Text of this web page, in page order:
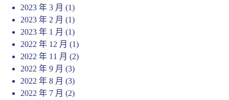
2023 年 3 月 (1)
2023 年 2 月 (1)
2023 年 1 月 (1)
2022 年 12 月 (1)
2022 年 11 月 (2)
2022 年 9 月 (3)
2022 年 8 月 (3)
2022 年 7 月 (2)